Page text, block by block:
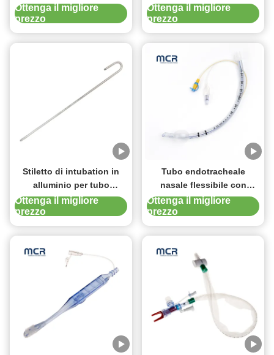
lucchetto Luer
Ottenga il migliore
prezzo
endotracheale per
migliorare il comfort del
paziente
Ottenga il migliore
prezzo
Stiletto di intubation in
alluminio per tubo
endotracheale
Ottenga il migliore
prezzo
Tubo endotracheale
nasale flessibile con
pallone morbido per
ridurre l'incidenza di VAP
Ottenga il migliore
prezzo